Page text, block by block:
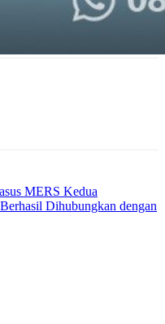
MERS Kedua
Dihubungkan dengan